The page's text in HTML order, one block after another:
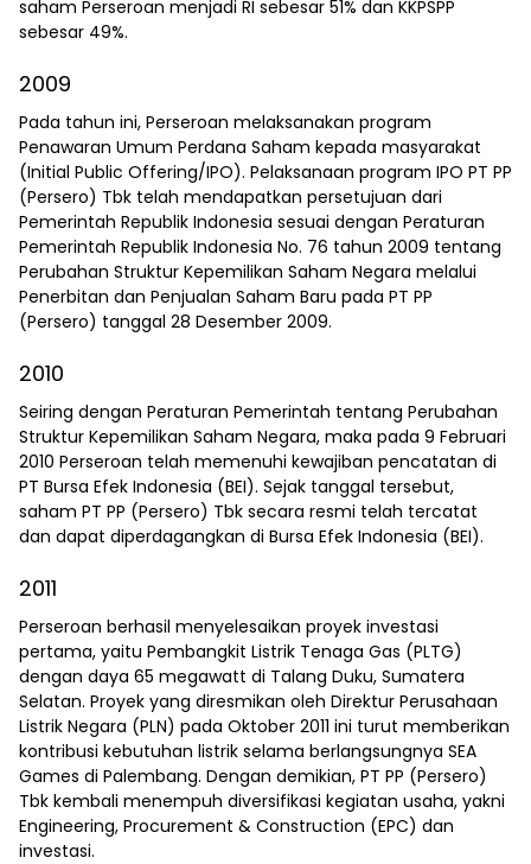
saham Perseroan menjadi RI sebesar 51% dan KKPSPP
sebesar 49%.
2009
Pada tahun ini, Perseroan melaksanakan program
Penawaran Umum Perdana Saham kepada masyarakat
(Initial Public Offering/IPO). Pelaksanaan program IPO PT PP
(Persero) Tbk telah mendapatkan persetujuan dari
Pemerintah Republik Indonesia sesuai dengan Peraturan
Pemerintah Republik Indonesia No. 76 tahun 2009 tentang
Perubahan Struktur Kepemilikan Saham Negara melalui
Penerbitan dan Penjualan Saham Baru pada PT PP
(Persero) tanggal 28 Desember 2009.
2010
Seiring dengan Peraturan Pemerintah tentang Perubahan
Struktur Kepemilikan Saham Negara, maka pada 9 Februari
2010 Perseroan telah memenuhi kewajiban pencatatan di
PT Bursa Efek Indonesia (BEI). Sejak tanggal tersebut,
saham PT PP (Persero) Tbk secara resmi telah tercatat
dan dapat diperdagangkan di Bursa Efek Indonesia (BEI).
2011
Perseroan berhasil menyelesaikan proyek investasi
pertama, yaitu Pembangkit Listrik Tenaga Gas (PLTG)
dengan daya 65 megawatt di Talang Duku, Sumatera
Selatan. Proyek yang diresmikan oleh Direktur Perusahaan
Listrik Negara (PLN) pada Oktober 2011 ini turut memberikan
kontribusi kebutuhan listrik selama berlangsungnya SEA
Games di Palembang. Dengan demikian, PT PP (Persero)
Tbk kembali menempuh diversifikasi kegiatan usaha, yakni
Engineering, Procurement & Construction (EPC) dan
investasi.